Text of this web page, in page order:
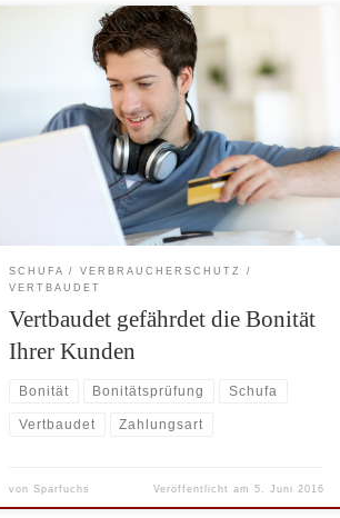
Wir berichteten bereits darüber, dass die Nutzung
bestimmter Zahlungsarten beim Onlineshopping Ihre
Bonität bei Schufa und Co. gefährden kann. Ganz
speziell geht es kurz zusammengefasst darum, dass
Händler bei Zahlungsarten mit Ausfallrisiko (Zahlung
auf Rechnung, per Lastschrift oder die klassische
Ratenzahlung) in den meisten Fällen selbst bei
Kleinstbeträgen die Bonität […]
SCHUFA
VERBRAUCHERSCHUTZ
VERTBAUDET
Vertbaudet gefährdet die Bonität
Ihrer Kunden
Bonität Bonitätsprüfung Schufa
Vertbaudet Zahlungsart
vonSparfuchs Veröffentlicht am 5. Juni 2016